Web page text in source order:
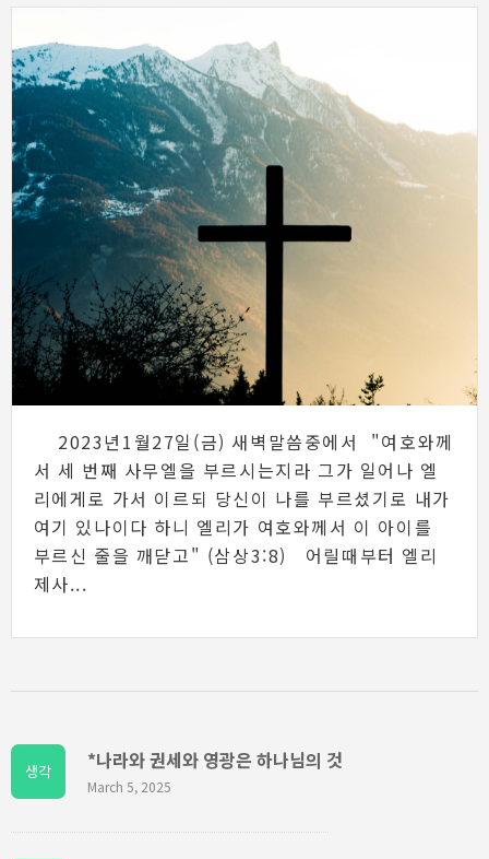
2023년1월27일(금) 새벽말씀중에서 "여호와께
서 세 번째 사무엘을 부르시는지라 그가 일어나 엘
리에게로 가서 이르되 당신이 나를 부르셨기로 내가
여기 있나이다 하니 엘리가 여호와께서 이 아이를
부르신 줄을 깨닫고" (삼상3:8) 어릴때부터 엘리
제사...
생각 *나라와 권세와 영광은 하나님의 것
March 5, 2025